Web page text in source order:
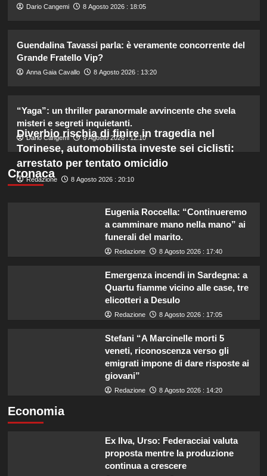
1
2
Irina Shayk svela la sua estate tra
natura e animali: bikini mozzafiato e
scatti incredibili.
3
invertire il Megxit: sarà approvato da
re Carlo?
Cristina Marino e Luca Argentero:
un nuovo bambino in arrivo? Indizi
Britney Spears: il suo intenso sfogo
su madre e fallimenti emotivi
Dario Cangemi 8 Agosto 2026 : 18:05
Guendalina Tavassi parla: è veramente concorrente del
Grande Fratello Vip?
Anna Gaia Cavallo 8 Agosto 2026 : 13:20
“Yaga”: un thriller paranormale avvincente che svela
misteri e segreti inquietanti.
Dario Cangemi 8 Agosto 2026 : 12:10
Cronaca
Diverbio rischia di finire in tragedia nel
Torinese, automobilista investe sei ciclisti:
arrestato per tentato omicidio
Redazione 8 Agosto 2026 : 20:10
Eugenia Roccella: “Continueremo
a camminare mano nella mano” ai
funerali del marito.
Redazione 8 Agosto 2026 : 17:40
Emergenza incendi in Sardegna: a
Quartu fiamme vicino alle case, tre
elicotteri a Desulo
Redazione 8 Agosto 2026 : 17:05
Stefani “A Marcinelle morti 5
veneti, riconoscenza verso gli
emigrati impone di dare risposte ai
giovani”
Redazione 8 Agosto 2026 : 14:20
Economia
Ex Ilva, Urso: Federacciai valuta
proposta mentre la produzione
continua a crescere